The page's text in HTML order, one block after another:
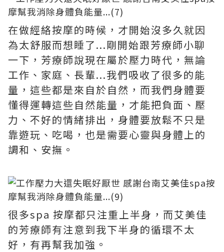
在做經絡按摩的時候，才開始沒多久就因
為太舒服而想睡了...剛開始跟芳療師小聊
一下，芳療師說現在屬於壓力時代，無論
工作、家庭、長輩...我們吸收了很多的能
量，這些都是來自於自然，而我們身體要
懂得運轉這些自然能量，才能把負面、壓
力、不好的情緒排出，身體要放鬆不只是
靠遊玩、吃喝，也是需要心靈與身體上的
調和、安撫。
很多spa 按摩都只注重上半身，而艾美佳
的芳療師有注意到我下半身的循環不太
好，有再幫我加強。